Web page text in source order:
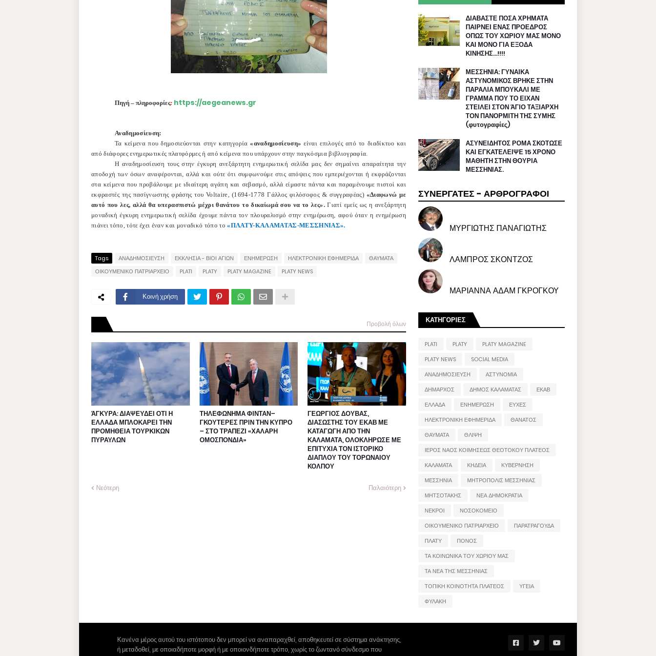
Πηγή – πληροφορίες: https://aegeanews.gr
Αναδημοσίευση:
Τα κείμενα που δημοσιεύονται στην κατηγορία «αναδημοσίευση» είναι επιλογές από το διαδίκτυο και
από διάφορες ενημερωτικές πλατφόρμες ή από κείμενα που υπάρχουν στην παγκόσμια βιβλιογραφία.
Η αναδημοσίευση τους στην έγκυρη ανεξάρτητη ενημερωτική σελίδα μας δεν σημαίνει απαραίτητα την
αποδοχή των όσων αναφέρονται, αλλά και ούτε ότι συμφωνούμε στις απόψεις που εμπεριέχονται ή εκφράζονται
στα κείμενα που προβάλουμε με ιδιαίτερη αγάπη και σεβασμό, αλλά είμαστε πάντα και παραμένουμε πιστοί και
εκφραστές της πασίγνωστης φράσης του Voltaire, (1694-1778 Γάλλος φιλόσοφος & συγγραφέας) «Διαφωνώ με
αυτό που λες, αλλά θα υπερασπιστώ μέχρι θανάτου το δικαίωμά σου να το λες».Γιατί εμείς ως η ανεξάρτητη
μοναδική έγκυρη ενημερωτική σελίδα έχουμε πάντα τον πλουραλισμό στην ενημέρωση, αφού όταν η ενημέρωση
πιάνει τόπο, τότε έχει έναν και μοναδικό τόπο το«ΠΛΑΤΥ-ΚΑΛΑΜΑΤΑΣ-ΜΕΣΣΗΝΙΑΣ».
Tags ΑΝΑΔΗΜΟΣΙΕΥΣΗ ΕΚΚΛΗΣΙΑ - ΒΙΟΙ ΑΓΙΩΝ ΕΝΗΜΕΡΩΣΗ ΗΛΕΚΤΡΟΝΙΚΗ ΕΦΗΜΕΡΙΔΑ
ΘΑΥΜΑΤΑ
ΟΙΚΟΥΜΕΝΙΚΟ ΠΑΤΡΙΑΡΧΕΙΟ
PLATI PLATY PLATY MAGAZINE PLATY NEWS
Κοινή χρήση
Προβολή όλων
ΆΓΚΥΡΑ: ΔΙΑΨΕΥΔΕΙ ΟΤΙ Η
ΕΛΛΑΔΑ ΜΠΛΟΚΑΡΕΙ ΤΗΝ
ΠΡΟΜΗΘΕΙΑ ΤΟΥΡΚΙΚΩΝ
ΠΥΡΑΥΛΩΝ
ΤΗΛΕΦΩΝΗΜΑ ΦΙΝΤΑΝ–
ΓΚΟΥΤΕΡΕΣ ΠΡΙΝ ΤΗΝ ΚΥΠΡΟ
– ΣΤΟ ΤΡΑΠΕΖΙ «ΧΑΛΑΡΗ
ΟΜΟΣΠΟΝΔΙΑ»
ΓΕΩΡΓΙΟΣ ΔΟΥΒΑΣ,
ΔΙΑΣΩΣΤΗΣ ΤΟΥ ΕΚΑΒ ΜΕ
ΚΑΤΑΓΩΓΗ ΑΠΟ ΤΗΝ
ΚΑΛΑΜΑΤΑ, ΟΛΟΚΛΗΡΩΣΕ ΜΕ
ΕΠΙΤΥΧΙΑ ΤΟΝ ΙΣΤΟΡΙΚΟ
ΔΙΑΠΛΟΥ ΤΟΥ ΤΟΡΩΝΑΙΟΥ
ΚΟΛΠΟΥ
Νεότερη Παλαιότερη
ΔΙΑΒΑΣΤΕ ΠΟΣΑ ΧΡΗΜΑΤΑ
ΠΑΙΡΝΕΙ ΕΝΑΣ ΠΡΟΕΔΡΟΣ
ΟΠΩΣ ΤΟΥ ΧΩΡΙΟΥ ΜΑΣ ΜΟΝΟ
ΚΑΙ ΜΟΝΟ ΓΙΑ ΕΞΟΔΑ
ΚΙΝΗΣΗΣ…!!!!
ΜΕΣΣΗΝΙΑ: ΓΥΝΑΙΚΑ
ΑΣΤΥΝΟΜΙΚΟΣ ΒΡΗΚΕ ΣΤΗΝ
ΠΑΡΑΛΙΑ ΜΠΟΥΚΑΛΙ ΜΕ
ΓΡΑΜΜΑ ΠΟΥ ΤΟ ΕΙΧΑΝ
ΣΤΕΙΛΕΙ ΣΤΟΝ ΆΓΙΟ ΤΑΞΙΑΡΧΗ
ΤΟΝ ΠΑΝΟΡΜΙΤΗ ΤΗΣ ΣΥΜΗΣ
(φυτογραφίες)
ΑΣΥΝΕΙΔΗΤΟΣ ΡΟΜΑ ΣΚΟΤΩΣΕ
ΚΑΙ ΕΓΚΑΤΕΛΕΙΨΕ 15 ΧΡΟΝΟ
ΜΑΘΗΤΗ ΣΤΗΝ ΘΟΥΡΙΑ
ΜΕΣΣΗΝΙΑΣ.
ΣΥΝΕΡΓΑΤΕΣ - ΑΡΘΡΟΓΡΑΦΟΙ
ΜΥΡΓΙΩΤΗΣ ΠΑΝΑΓΙΩΤΗΣ
ΛΑΜΠΡΟΣ ΣΚΟΝΤΖΟΣ
ΜΑΡΙΑΝΝΑ ΑΔΑΜ ΓΚΡΟΓΚΟΥ
ΚΑΤΗΓΟΡΙΕΣ
PLATI PLATY
PLATY MAGAZINE
PLATY NEWS
SOCIAL MEDIA
ΑΝΑΔΗΜΟΣΙΕΥΣΗ
ΑΣΤΥΝΟΜΙΑ
ΔΗΜΑΡΧΟΣ
ΔΗΜΟΣ ΚΑΛΑΜΑΤΑΣ
ΕΚΑΒ
ΕΛΛΑΔΑ
ΕΝΗΜΕΡΩΣΗ
ΕΥΧΕΣ
ΗΛΕΚΤΡΟΝΙΚΗ ΕΦΗΜΕΡΙΔΑ
ΘΑΝΑΤΟΣ
ΘΑΥΜΑΤΑ
ΘΛΙΨΗ
ΙΕΡΟΣ ΝΑΟΣ ΚΟΙΜΗΣΕΩΣ ΘΕΟΤΟΚΟΥ ΠΛΑΤΕΟΣ
ΚΑΛΑΜΑΤΑ
ΚΗΔΕΙΑ
ΚΥΒΕΡΝΗΣΗ
ΜΕΣΣΗΝΙΑ
ΜΗΤΡΟΠΟΛΙΣ ΜΕΣΣΗΝΙΑΣ
ΜΗΤΣΟΤΑΚΗΣ
ΝΕΑ ΔΗΜΟΚΡΑΤΙΑ
ΝΕΚΡΟΙ
ΝΟΣΟΚΟΜΕΙΟ
ΟΙΚΟΥΜΕΝΙΚΟ ΠΑΤΡΙΑΡΧΕΙΟ
ΠΑΡΑΤΡΑΓΟΥΔΑ
ΠΛΑΤΥ
ΠΟΝΟΣ
ΤΑ ΚΟΙΝΩΝΙΚΑ ΤΟΥ ΧΩΡΙΟΥ ΜΑΣ
ΤΑ ΝΕΑ ΤΗΣ ΜΕΣΣΗΝΙΑΣ
ΤΟΠΙΚΗ ΚΟΙΝΟΤΗΤΑ ΠΛΑΤΕΟΣ
ΥΓΕΙΑ
ΦΥΛΑΚΗ
Κανένα μέρος αυτού του ιστότοπου δεν μπορεί να αναπαραχθεί, αποθηκευτεί σε σύστημα ανάκτησης,
ή μεταδοθεί, με οποιαδήποτε μορφή ή με οποιονδήποτε τρόπο, χωρίς το ζωντανό σύνδεσμο που